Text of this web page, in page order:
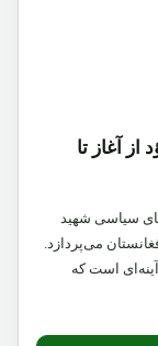
آغاز تا
سیاسی شهید
می‌پردازد.
آینه‌ای است که